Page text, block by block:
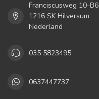
Franciscusweg 10-B6
1216 SK Hilversum
Nederland
035 5823495
0637447737